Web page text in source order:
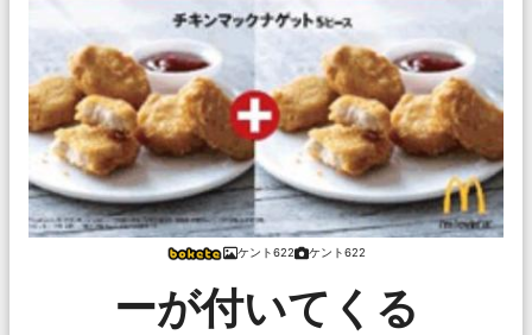
ケント622 ケント622
ーが付いてくる